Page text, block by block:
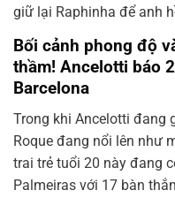
giữ lại Raphinha để anh
Bối cảnh phong độ
thầm! Ancelotti báo
Barcelona
Trong khi Ancelotti đang
Roque đang nổi lên như
trai trẻ tuổi 20 này đang
Palmeiras với 17 bàn